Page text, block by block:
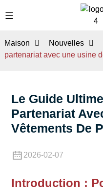
Maison Nouvelles
partenariat avec une usine
Le Guide
Partenariat
Vêtements De
2026-02-07
Introduction :